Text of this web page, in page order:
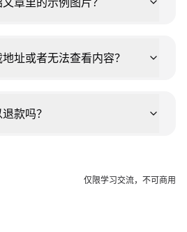
址或者无法查看内容？
款吗？
仅限学习交流，不可商用